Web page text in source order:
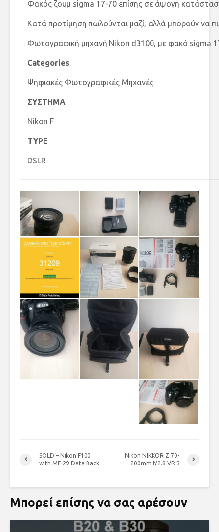
Φακός ζουμ sigma 17-70 επίσης σε άψογη
Κατά προτίμηση πωλούνται μαζί, αλλά μπορούν να
Φωτογραφική μηχανή Nikon d3100, με φακό sigma
Categories
Ψηφιακές Φωτογραφικές Μηχανές
ΣΥΣΤΗΜΑ
Nikon F
TYPE
DSLR
SOLD – Nikon F100
with MF-29 Data Back
Nikon NIKKOR Z 70-
200mm f/2.8 VR S
Μπορεί επίσης να σας αρέσουν